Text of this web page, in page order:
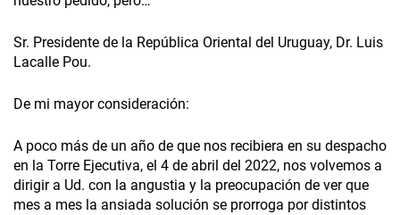
Sr. Presidente de la República Oriental del Uruguay, Dr. Luis
Lacalle Pou.
De mi mayor consideración:
A poco más de un año de que nos recibiera en su despacho
en la Torre Ejecutiva, el 4 de abril del 2022, nos volvemos a
dirigir a Ud. con la angustia y la preocupación de ver que
mes a mes la ansiada solución se prorroga por distintos